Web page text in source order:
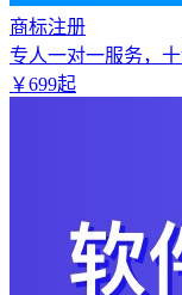
商标注册
专人一对一服务，
￥699起